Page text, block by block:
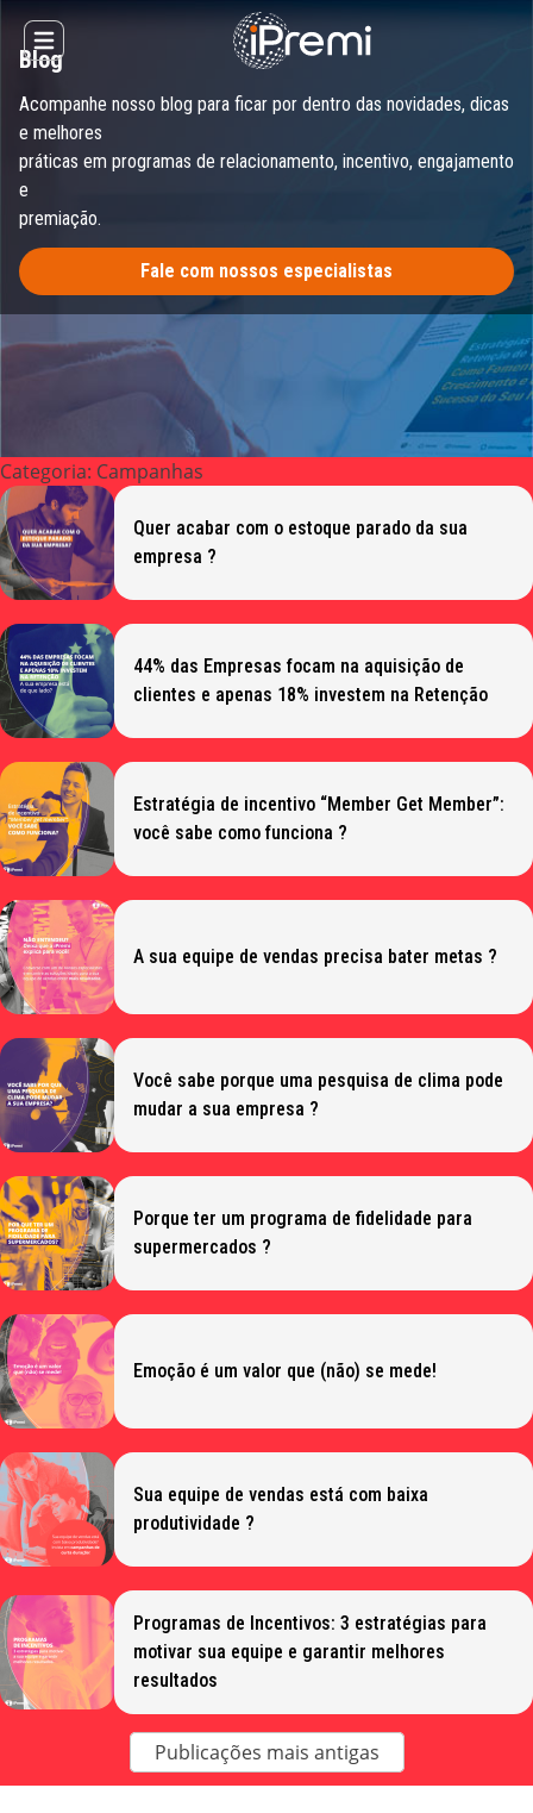
content
Blog
Acompanhe nosso blog para ficar por dentro das novidades, dicas
e melhores
práticas em programas de relacionamento, incentivo, engajamento
e
premiação.
Fale com nossos especialistas
Open main menu
Categoria: Campanhas
Quer acabar com o estoque parado da sua
empresa ?
44% das Empresas focam na aquisição de
clientes e apenas 18% investem na Retenção
Estratégia de incentivo “Member Get Member”:
você sabe como funciona ?
A sua equipe de vendas precisa bater metas ?
Você sabe porque uma pesquisa de clima pode
mudar a sua empresa ?
Porque ter um programa de fidelidade para
supermercados ?
Emoção é um valor que (não) se mede!
Sua equipe de vendas está com baixa
produtividade ?
Programas de Incentivos: 3 estratégias para
motivar sua equipe e garantir melhores
resultados
por
Publicações mais antigas